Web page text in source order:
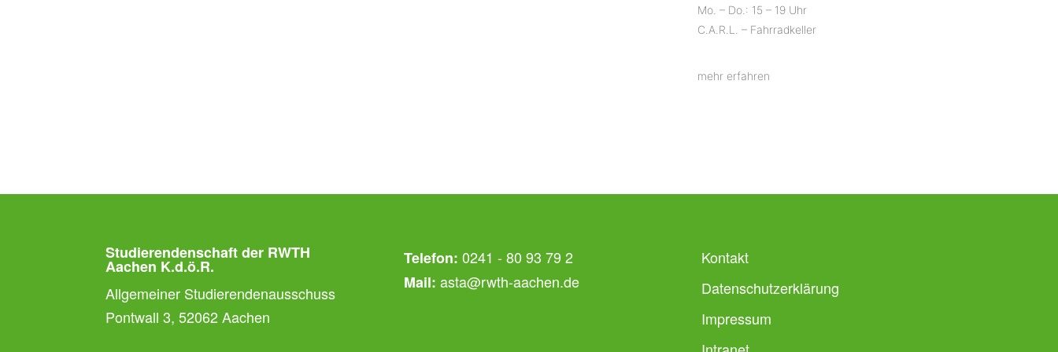
Mo. – Do.: 15 – 19 Uhr
C.A.R.L. – Fahrradkeller
mehr erfahren
Studierendenschaft der RWTH
Aachen K.d.ö.R.
Allgemeiner Studierendenausschuss
Pontwall 3, 52062 Aachen
Telefon: 0241 - 80 93 79 2
Mail: asta@rwth-aachen.de
Kontakt
Datenschutzerklärung
Impressum